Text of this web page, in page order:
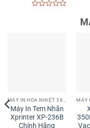
MÁY IN TEM NHÃN MÃ VẠCH | LABEL BARCODE PRINTER
Máy In Tem
Xprinter XP-422B:
Giải Pháp In Mã